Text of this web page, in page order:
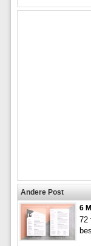
Andere Post
6
72